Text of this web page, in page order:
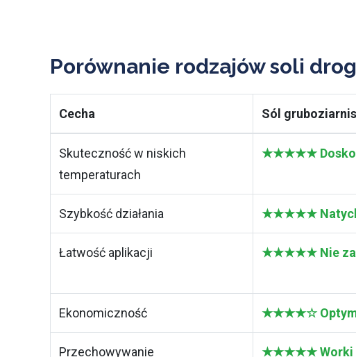
Porównanie rodzajów soli
Cecha Sól
Skuteczność w niskich
temperaturach
★★★★★
Szybkość działania ★★★★★
Łatwość aplikacji ★★★★★ Nie
Ekonomiczność ★★★★☆
Przechowywanie ★★★★★ Worki